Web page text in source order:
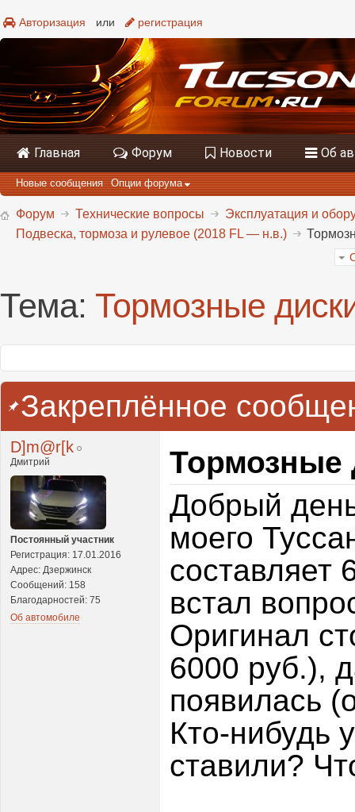
Авторизация или регистрация
Главная Форум Новости Об
Новые сообщения Опции форума
Форум Технические вопросы
Эксплуатация и
Подвеска, тормоза и рулевое (2018 FL — н.в.)
Тема: Тормозные
Закреплённое
D]m@r[k
Дмитрий
Постоянный участник
Регистрация: 17.01.2016
Адрес: Дзержинск
Сообщений: 158
Благодарностей: 75
Об автомобиле
Тормозные
Добрый
моего
составляет
встал
Оригинал
6000 руб.),
появилась
Кто-нибудь
ставили?